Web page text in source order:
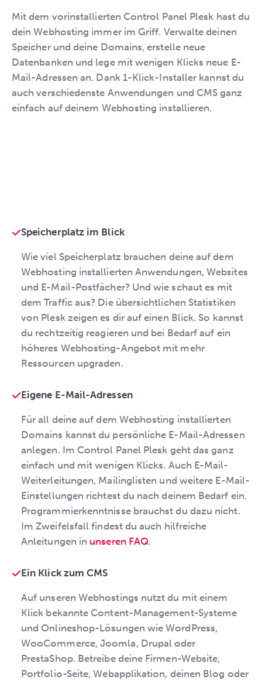
Mit dem vorinstallierten Control Panel Plesk hast du
dein Webhosting immer im Griff. Verwalte deinen
Speicher und deine Domains, erstelle neue
Datenbanken und lege mit wenigen Klicks neue E-
Mail-Adressen an. Dank 1-Klick-Installer kannst du
auch verschiedenste Anwendungen und CMS ganz
einfach auf deinem Webhosting installieren.
Speicherplatz im Blick
Wie viel Speicherplatz brauchen deine auf dem
Webhosting installierten Anwendungen, Websites
und E-Mail-Postfächer? Und wie schaut es mit
dem Traffic aus? Die übersichtlichen Statistiken
von Plesk zeigen es dir auf einen Blick. So kannst
du rechtzeitig reagieren und bei Bedarf auf ein
höheres Webhosting-Angebot mit mehr
Ressourcen upgraden.
Eigene E-Mail-Adressen
Für all deine auf dem Webhosting installierten
Domains kannst du persönliche E-Mail-Adressen
anlegen. Im Control Panel Plesk geht das ganz
einfach und mit wenigen Klicks. Auch E-Mail-
Weiterleitungen, Mailinglisten und weitere E-Mail-
Einstellungen richtest du nach deinem Bedarf ein.
Programmierkenntnisse brauchst du dazu nicht.
Im Zweifelsfall findest du auch hilfreiche
Anleitungen in unseren FAQ.
Ein Klick zum CMS
Auf unseren Webhostings nutzt du mit einem
Klick bekannte Content-Management-Systeme
und Onlineshop-Lösungen wie WordPress,
WooCommerce, Joomla, Drupal oder
PrestaShop. Betreibe deine Firmen-Website,
Portfolio-Seite, Webapplikation, deinen Blog oder